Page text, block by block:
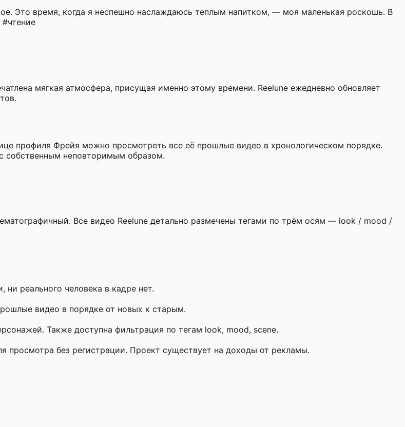
Это время, когда я неспешно наслаждаюсь теплым напитком, — моя маленькая роскошь. В
мягкая атмосфера, присущая именно этому времени. Reelune ежедневно обновляет
профиля Фрейя можно просмотреть все её прошлые видео в хронологическом порядке.
собственным неповторимым образом.
Все видео Reelune детально размечены тегами по трём осям — look / mood /
реального человека в кадре нет.
видео в порядке от новых к старым.
Также доступна фильтрация по тегам look, mood, scene.
просмотра без регистрации. Проект существует на доходы от рекламы.